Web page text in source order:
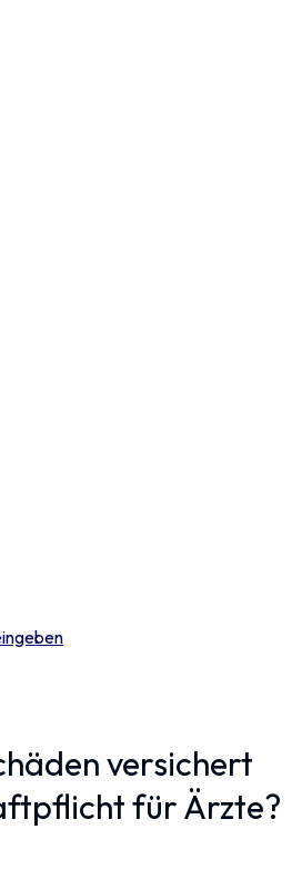
versichert
für Ärzte?